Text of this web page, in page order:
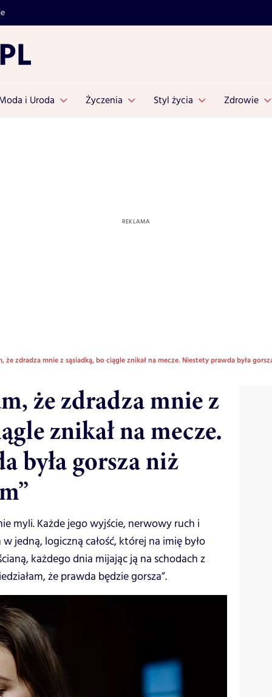
i Uroda Życzenia Styl życia Zdrowie
że zdradza mnie z sąsiadką, bo ciągle znikał na mecze. Niestety prawda była
że zdradza mnie z
znikał na mecze.
była gorsza niż
myli. Każde jego wyjście, nerwowy ruch i
jedną, logiczną całość, której na imię było
każdego dnia mijając ją na schodach z
że prawda będzie gorsza”.